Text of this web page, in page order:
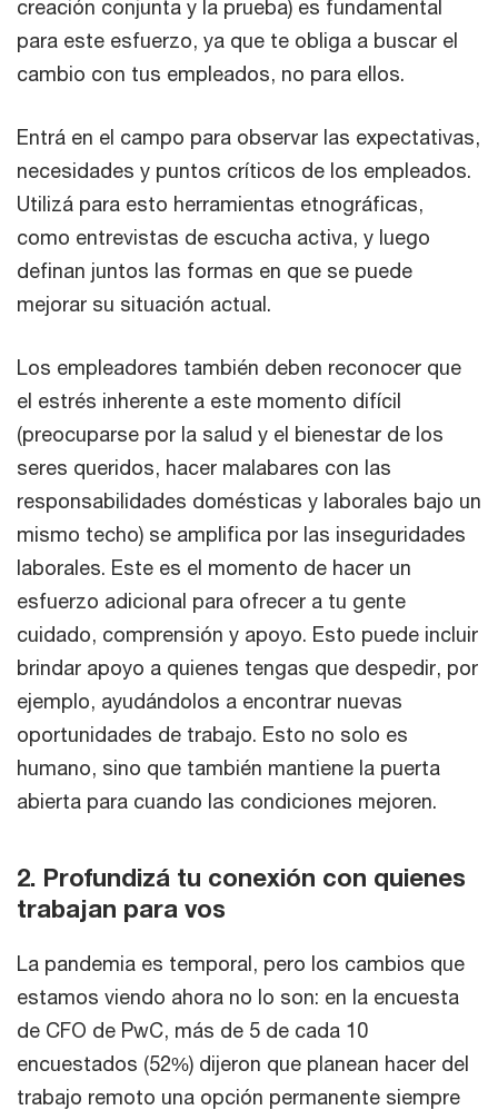
creación conjunta y la prueba) es fundamental
para este esfuerzo, ya que te obliga a buscar el
cambio con tus empleados, no para ellos.
Entrá en el campo para observar las expectativas,
necesidades y puntos críticos de los empleados.
Utilizá para esto herramientas etnográficas,
como entrevistas de escucha activa, y luego
definan juntos las formas en que se puede
mejorar su situación actual.
Los empleadores también deben reconocer que
el estrés inherente a este momento difícil
(preocuparse por la salud y el bienestar de los
seres queridos, hacer malabares con las
responsabilidades domésticas y laborales bajo un
mismo techo) se amplifica por las inseguridades
laborales. Este es el momento de hacer un
esfuerzo adicional para ofrecer a tu gente
cuidado, comprensión y apoyo. Esto puede incluir
brindar apoyo a quienes tengas que despedir, por
ejemplo, ayudándolos a encontrar nuevas
oportunidades de trabajo. Esto no solo es
humano, sino que también mantiene la puerta
abierta para cuando las condiciones mejoren.
2. Profundizá tu conexión con quienes
trabajan para vos
La pandemia es temporal, pero los cambios que
estamos viendo ahora no lo son: en la encuesta
de CFO de PwC, más de 5 de cada 10
encuestados (52%) dijeron que planean hacer del
trabajo remoto una opción permanente siempre